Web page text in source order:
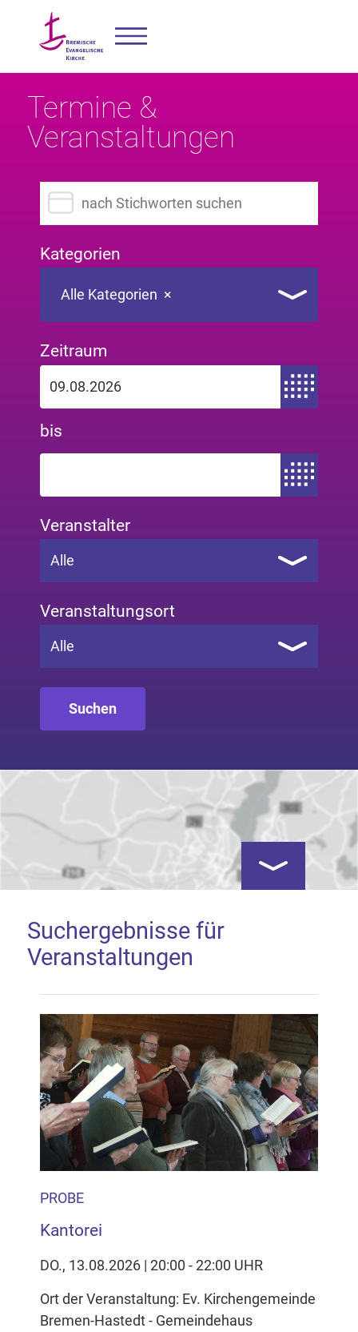
Termine &
Veranstaltungen
Suchbegriff eingeben
Kategorien
×
Alle Kategorien
Zeitraum
Zeitraum von
bis
Zeitraum bis
Veranstalter
Alle
Veranstaltungsort
Alle
Google Map laden
Mit dem Laden der Karte akzeptieren Sie, dass die
Anwendung Google Maps beim Aktivieren von
Inhalten Cookies auf Ihrem Gerät setzt, z.B. zwecks
Reichweitenmessung und profilbasierter Werbung.
Näheres s.
zur Datenschutzerklärung
Hier können Sie Ihre Cookie-
Einstellungen anpassen
Kartenansicht
Suchergebnisse für
Veranstaltungen
PROBE
Kantorei
DO., 13.08.2026 | 20:00 - 22:00 UHR
Ort der Veranstaltung: Ev. Kirchengemeinde
Bremen-Hastedt - Gemeindehaus